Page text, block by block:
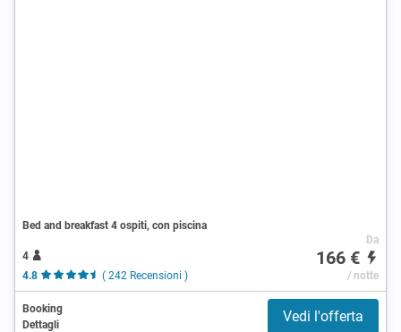
Bed and breakfast 4 ospiti, con piscina
4
4.8
( 242 Recensioni )
Da
166 €
/ notte
Booking
Dettagli
Vedi l'offerta